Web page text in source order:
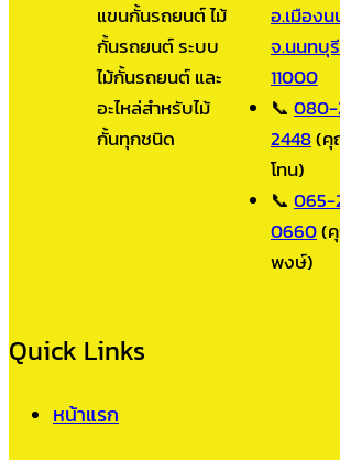
แขนกั้นรถยนต์ ไม้
กั้นรถยนต์ ระบบ
ไม้กั้นรถยนต์ และ
อะไหล่สำหรับไม้
กั้นทุกชนิด
อ.เมือง
จ.นนทบุรี
11000
📞
2448(
โทน)
📞 065-
0660(
พงษ์)
Quick Links
หน้าแรก